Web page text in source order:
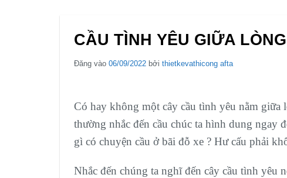
CẦU TÌNH YÊU GIỮA
Đăng vào 06/09/2022 bởi thietkevathicong afta
Có hay không một cây cầu tình yêu nằm giữa
thường nhắc đến cầu chúc ta hình dung ngay
gì có chuyện cầu ở bãi đỗ xe ? Hư cấu phải
Nhắc đến chúng ta nghĩ đến cây cầu tình yêu